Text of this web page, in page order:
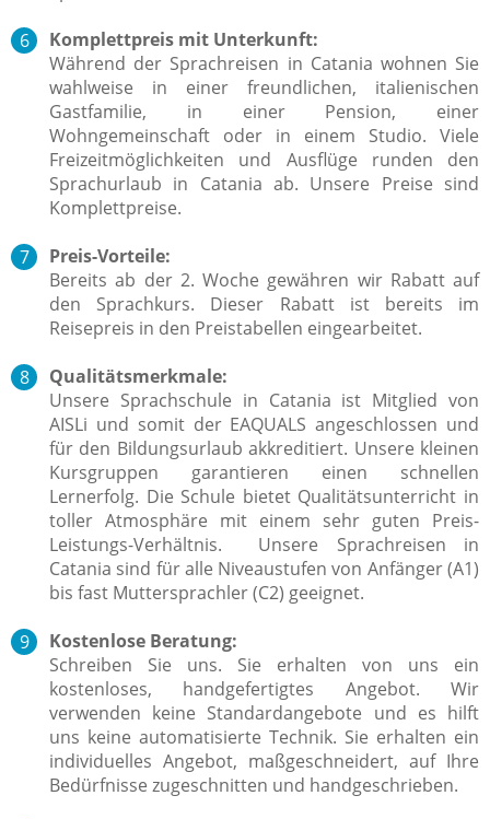
Komplettpreis mit Unterkunft:
Während der Sprachreisen in Catania wohnen Sie
wahlweise in einer freundlichen, italienischen
Gastfamilie, in einer Pension, einer
Wohngemeinschaft oder in einem Studio. Viele
Freizeitmöglichkeiten und Ausflüge runden den
Sprachurlaub in Catania ab. Unsere Preise sind
Komplettpreise.
Preis-Vorteile:
Bereits ab der 2. Woche gewähren wir Rabatt auf
den Sprachkurs. Dieser Rabatt ist bereits im
Reisepreis in den Preistabellen eingearbeitet.
Qualitätsmerkmale:
Unsere Sprachschule in Catania ist Mitglied von
AISLi und somit der EAQUALS angeschlossen und
für den Bildungsurlaub akkreditiert. Unsere kleinen
Kursgruppen garantieren einen schnellen
Lernerfolg. Die Schule bietet Qualitätsunterricht in
toller Atmosphäre mit einem sehr guten Preis-
Leistungs-Verhältnis. Unsere Sprachreisen in
Catania sind für alle Niveaustufen von Anfänger (A1)
bis fast Muttersprachler (C2) geeignet.
Kostenlose Beratung:
Schreiben Sie uns. Sie erhalten von uns ein
kostenloses, handgefertigtes Angebot. Wir
verwenden keine Standardangebote und es hilft
uns keine automatisierte Technik. Sie erhalten ein
individuelles Angebot, maßgeschneidert, auf Ihre
Bedürfnisse zugeschnitten und handgeschrieben.